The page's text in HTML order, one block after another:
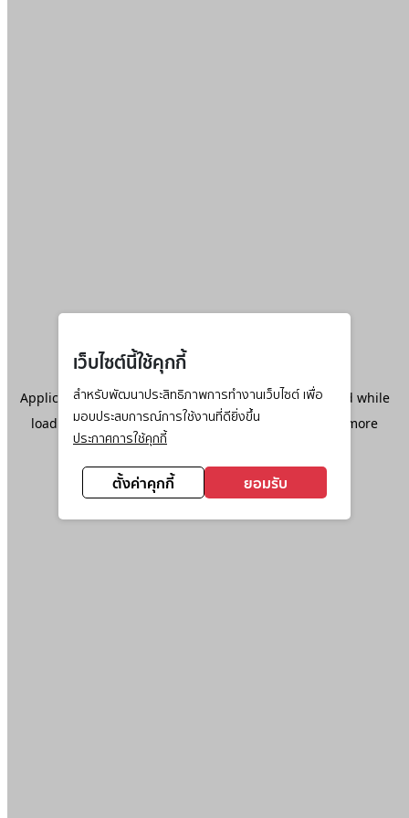
เว็บไซต์นี้ใช้คุกกี้
สำหรับพัฒนาประสิทธิภาพการทำงานเว็บไซต์ เพื่อ
มอบประสบการณ์การใช้งานที่ดียิ่งขึ้น
ประกาศการใช้คุกกี้
ตั้งค่าคุกกี้ ยอมรับ
Application error: aclient-side exception has occurred while
loadingwww.ktc.co.th(see the browser console
for more
information).